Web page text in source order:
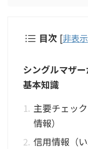
目次 [非表示
シングルマザ
基本知識
主要チェッ
情報）
信用情報（